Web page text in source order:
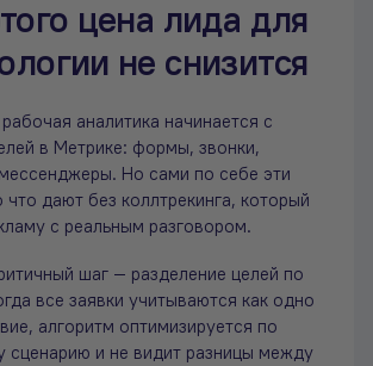
цена лида для
не снизится
аналитика начинается с
в Метрике: формы, звонки,
Но сами по себе эти
дают без коллтрекинга, который
с реальным разговором.
шаг — разделение целей по
все заявки учитываются как одно
алгоритм оптимизируется по
сценарию и не видит разницы между